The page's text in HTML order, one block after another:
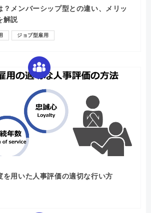
？メンバーシップ型との違い、メリッ
解説
ジョブ型雇用
を用いた人事評価の適切な行い方